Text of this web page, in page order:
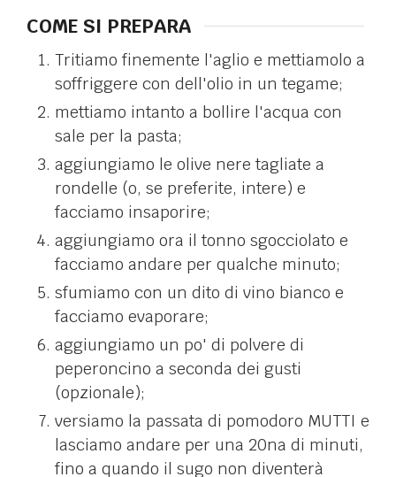
COME SI PREPARA
Tritiamo finemente l'aglio e mettiamolo a
soffriggere con dell'olio in un tegame;
mettiamo intanto a bollire l'acqua con
sale per la pasta;
aggiungiamo le olive nere tagliate a
rondelle (o, se preferite, intere) e
facciamo insaporire;
aggiungiamo ora il tonno sgocciolato e
facciamo andare per qualche minuto;
sfumiamo con un dito di vino bianco e
facciamo evaporare;
aggiungiamo un po' di polvere di
peperoncino a seconda dei gusti
(opzionale);
versiamo la passata di pomodoro MUTTI e
lasciamo andare per una 20na di minuti,
fino a quando il sugo non diventerà